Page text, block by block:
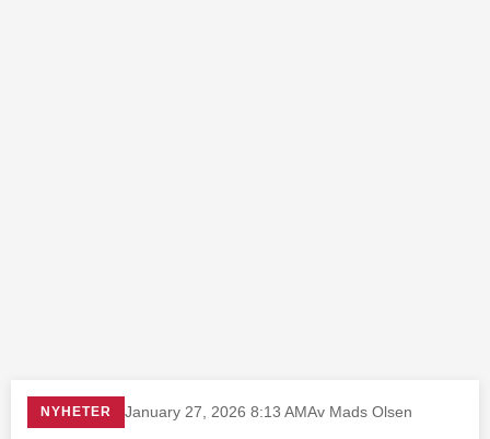
NYHETER January 27, 2026 8:13 AMAv Mads Olsen